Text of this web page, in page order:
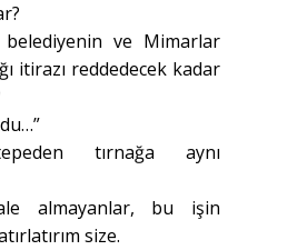
belediyenin ve Mimarlar
itirazı reddedecek kadar
tırnağa aynı
almayanlar, bu işin
size.